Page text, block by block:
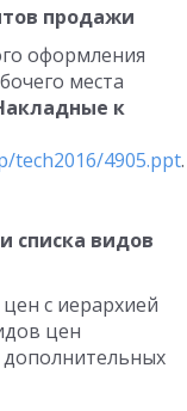
продажи
оформления
места
к
tech2016/4905.ppt.
списка видов
с иерархией
цен
дополнительных